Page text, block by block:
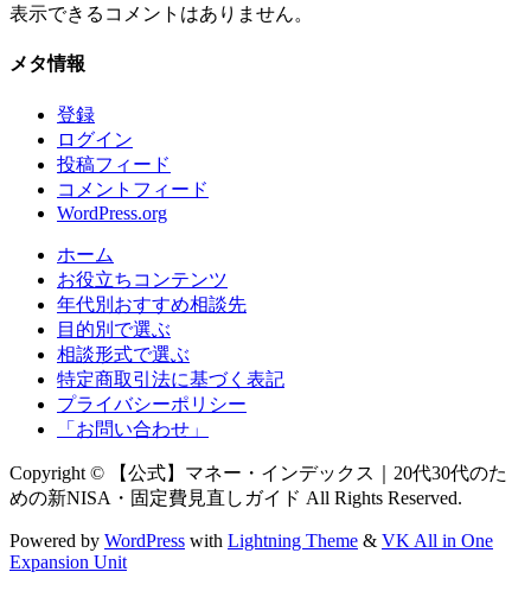
表示できるコメントはありません。
メタ情報
登録
ログイン
投稿フィード
コメントフィード
WordPress.org
ホーム
お役立ちコンテンツ
年代別おすすめ相談先
目的別で選ぶ
相談形式で選ぶ
特定商取引法に基づく表記
プライバシーポリシー
「お問い合わせ」
Copyright © 【公式】マネー・インデックス｜20代30代のた
めの新NISA・固定費見直しガイド All Rights Reserved.
Powered by WordPress with Lightning Theme & VK All in One
Expansion Unit